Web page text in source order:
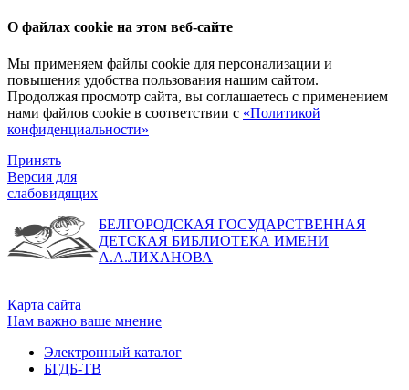
О файлах cookie на этом веб-сайте
Мы применяем файлы cookie для персонализации и
повышения удобства пользования нашим сайтом.
Продолжая просмотр сайта, вы соглашаетесь с применением
нами файлов cookie в соответствии с «Политикой
конфиденциальности»
Принять
Версия для
слабовидящих
БЕЛГОРОДСКАЯ ГОСУДАРСТВЕННАЯ
ДЕТСКАЯ БИБЛИОТЕКА ИМЕНИ
А.А.ЛИХАНОВА
Карта сайта
Нам важно ваше мнение
Электронный каталог
БГДБ-ТВ